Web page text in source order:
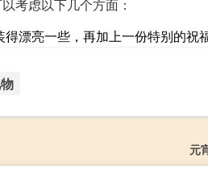
考虑以下几个方面：
漂亮一些，再加上一份特别的祝
元